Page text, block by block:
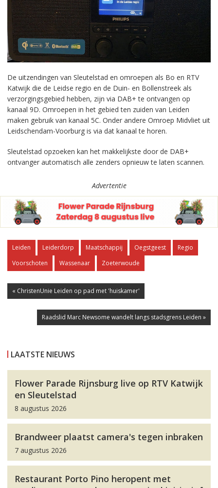
De uitzendingen van Sleutelstad en omroepen als Bo en RTV
Katwijk die de Leidse regio en de Duin- en Bollenstreek als
verzorgingsgebied hebben, zijn via DAB+ te ontvangen op
kanaal 9D. Omroepen in het gebied ten zuiden van Leiden
maken gebruik van kanaal 5C. Onder andere Omroep Midvliet uit
Leidschendam-Voorburg is via dat kanaal te horen.
Sleutelstad opzoeken kan het makkelijkste door de DAB+
ontvanger automatisch alle zenders opnieuw te laten scannen.
Advertentie
Leiden Leiderdorp Maatschappij Oegstgeest
Regio
Voorschoten
Wassenaar Zoeterwoude
« ChristenUnie Leiden op pad met 'huiskamer'
Raadslid Marc Newsome wandelt langs stadsgrens Leiden »
LAATSTE NIEUWS
Flower Parade Rijnsburg live op RTV Katwijk
en Sleutelstad
8 augustus 2026
Brandweer plaatst camera's tegen inbraken
7 augustus 2026
Restaurant Porto Pino heropent met